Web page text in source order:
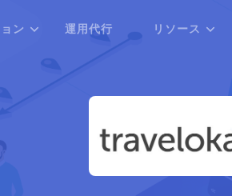
ン 運用代行 リソース